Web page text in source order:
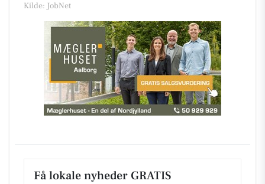
Kilde: JobNet
Få lokale nyheder GRATIS